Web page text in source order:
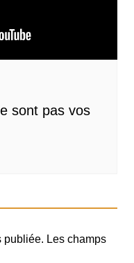
sont pas vos
publiée. Les champs